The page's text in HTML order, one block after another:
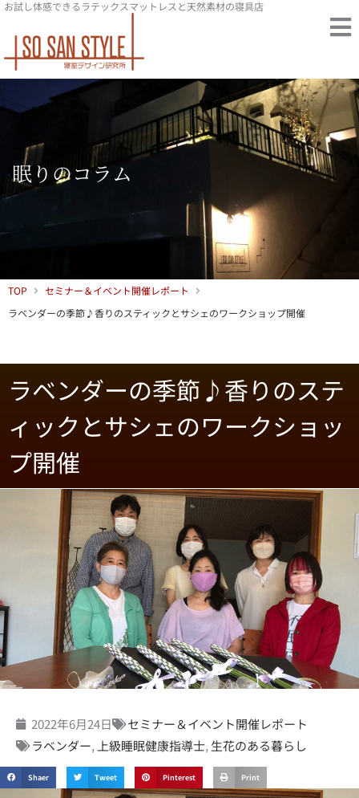
内
を
ス
お試し体感できるラテックスマットレスと天然素材の寝具店
眠りのコラム
TOP
セミナー＆イベント開催レポート
ラベンダーの季節♪香りのスティックとサシェのワークショップ開催
ラベンダーの季節♪香りのステ
ィックとサシェのワークショッ
プ開催
2022年6月24日
セミナー＆イベント開催レポート
ラベンダー, 上級睡眠健康指導士, 生花のある暮らし
Shaer Tweet Pinterest Print